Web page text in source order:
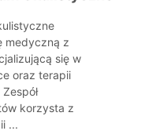
medyczną z
się w
oraz terapii
korzysta z
...